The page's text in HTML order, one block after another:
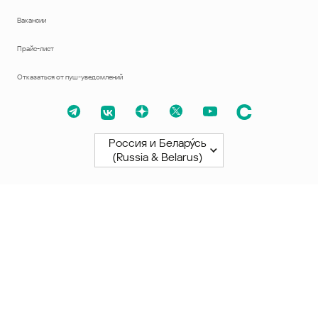
Вакансии
Прайс-лист
Отказаться от пуш-уведомлений
Россия и Белару́сь
(Russia & Belarus)